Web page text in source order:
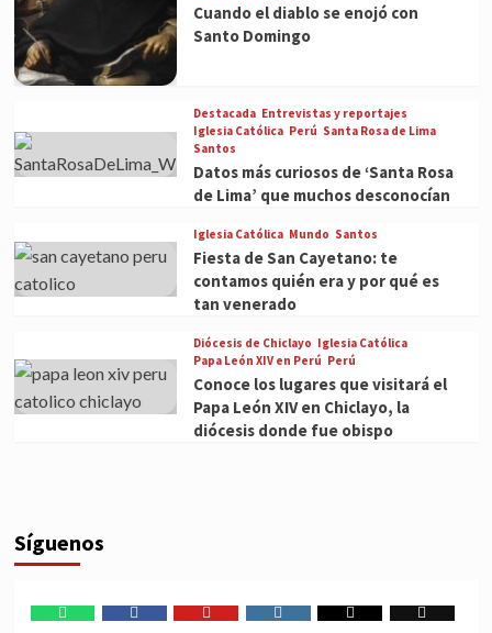
Cuando el diablo se enojó con
Santo Domingo
Destacada Entrevistas y reportajes
Iglesia Católica Perú Santa Rosa de Lima
Santos
Datos más curiosos de ‘Santa Rosa
de Lima’ que muchos desconocían
Iglesia Católica Mundo Santos
Fiesta de San Cayetano: te
contamos quién era y por qué es
tan venerado
Diócesis de Chiclayo Iglesia Católica
Papa León XIV en Perú Perú
Conoce los lugares que visitará el
Papa León XIV en Chiclayo, la
diócesis donde fue obispo
Síguenos